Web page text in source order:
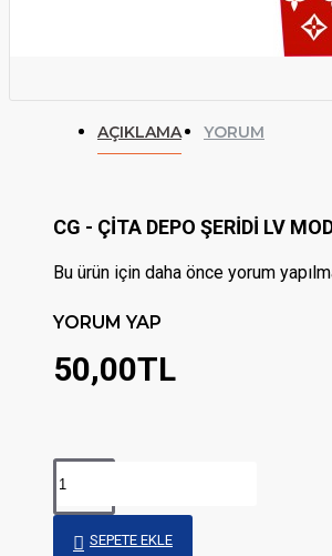
AÇIKLAMA YORUM
CG - ÇİTA DEPO ŞERİDİ LV
Bu ürün için daha önce yorum
YORUM YAP
50,00TL
SEPETE EKLE